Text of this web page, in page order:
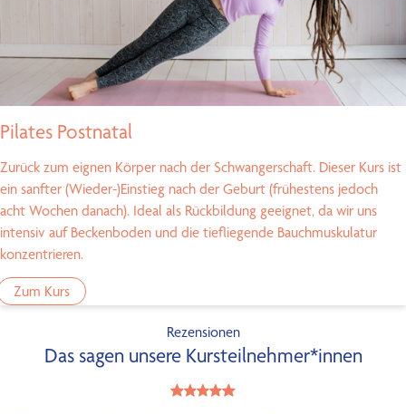
Pilates Postnatal
Zurück zum eignen Körper nach der Schwangerschaft. Dieser Kurs ist
ein sanfter (Wieder-)Einstieg nach der Geburt (frühestens jedoch
acht Wochen danach). Ideal als Rückbildung geeignet, da wir uns
intensiv auf Beckenboden und die tiefliegende Bauchmuskulatur
konzentrieren.
Zum Kurs
Rezensionen
Das sagen unsere Kursteilnehmer*innen